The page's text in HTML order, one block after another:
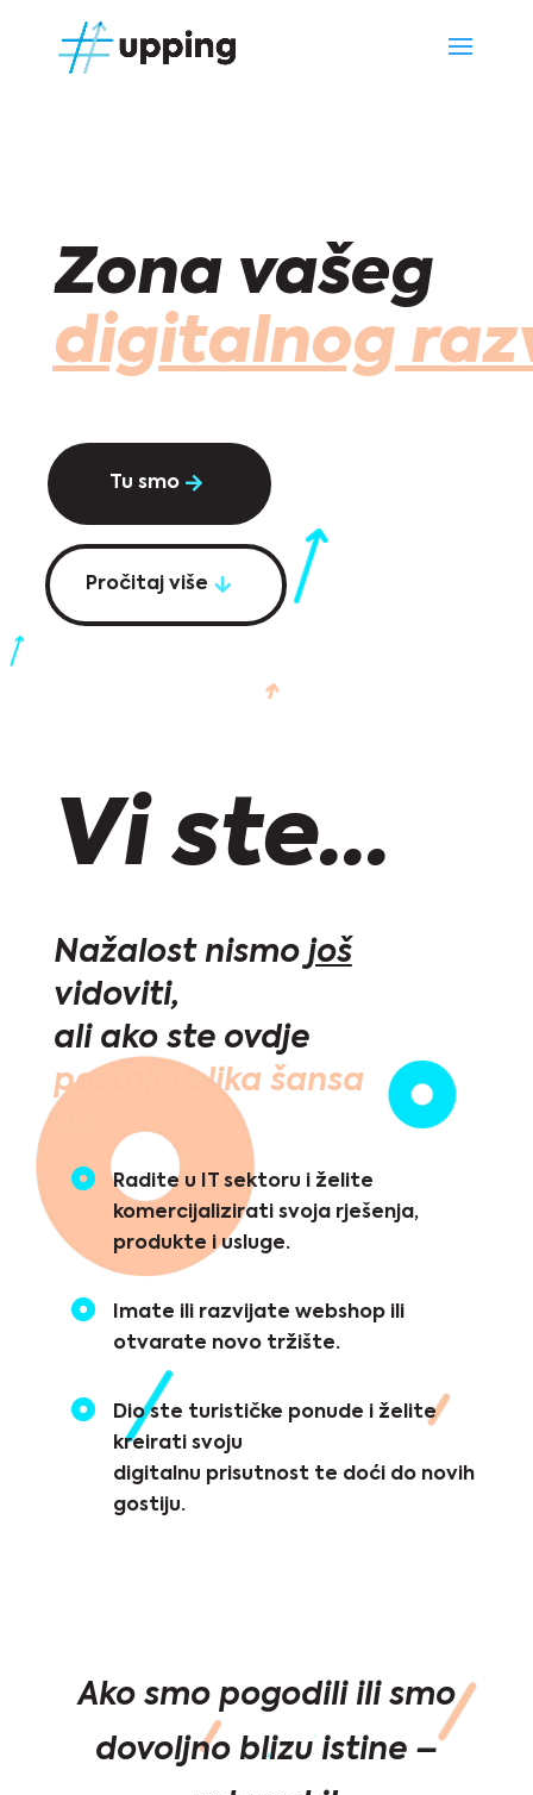
Zona vašeg
digitalnog
Tu smo
Pročitaj više
Vi ste...
Nažalost nismo još
vidoviti,
ali ako ste ovdje
postoji velika šansa
Radite u IT sektoru i želite
komercijalizirati svoja rješenja,
produkte i usluge.
Imate ili razvijate webshop ili
otvarate novo tržište.
Dio ste turističke ponude i želite
kreirati svoju
digitalnu prisutnost te doći do novih
gostiju.
Ako smo pogodili ili smo
dovoljno blizu istine –